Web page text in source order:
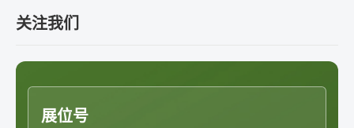
关注我们
展位号